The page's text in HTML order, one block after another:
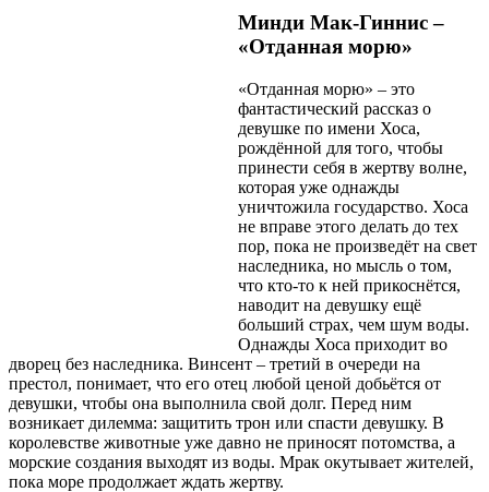
Минди Мак-Гиннис –
«Отданная морю»
«Отданная морю» – это
фантастический рассказ о
девушке по имени Хоса,
рождённой для того, чтобы
принести себя в жертву волне,
которая уже однажды
уничтожила государство. Хоса
не вправе этого делать до тех
пор, пока не произведёт на свет
наследника, но мысль о том,
что кто-то к ней прикоснётся,
наводит на девушку ещё
больший страх, чем шум воды.
Однажды Хоса приходит во
дворец без наследника. Винсент – третий в очереди на
престол, понимает, что его отец любой ценой добьётся от
девушки, чтобы она выполнила свой долг. Перед ним
возникает дилемма: защитить трон или спасти девушку. В
королевстве животные уже давно не приносят потомства, а
морские создания выходят из воды. Мрак окутывает жителей,
пока море продолжает ждать жертву.